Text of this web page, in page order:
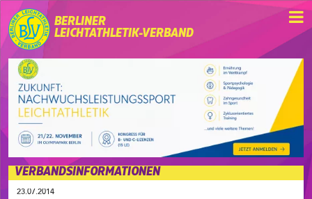
BERLINER
LEICHTATHLETIK-VERBAND
VERBANDSINFORMATIONEN
23.07.2014